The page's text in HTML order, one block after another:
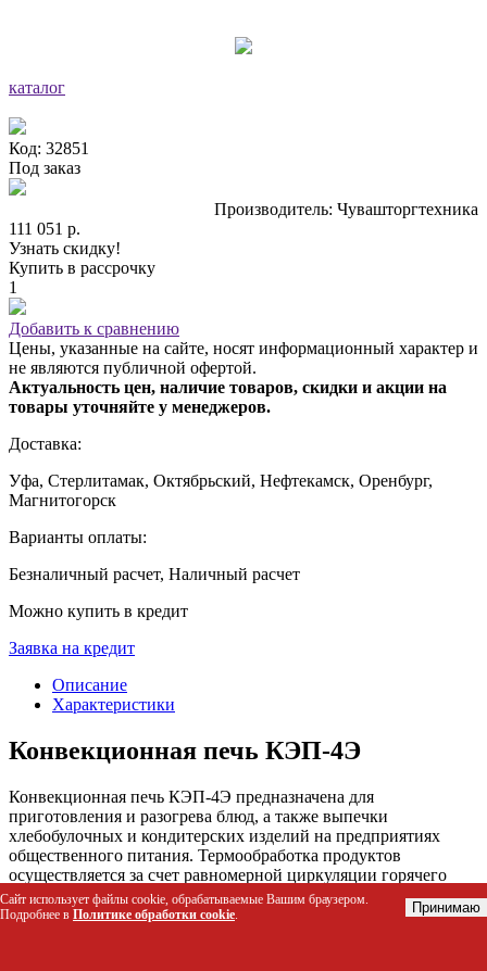
каталог
Код: 32851
Под заказ
Производитель: Чувашторгтехника
111 051 р.
Узнать скидку!
Купить в рассрочку
1
Добавить к сравнению
Цены, указанные на сайте, носят информационный характер и
не являются публичной офертой.
Актуальность цен, наличие товаров, скидки и акции на
товары уточняйте у менеджеров.
Доставка:
Уфа, Стерлитамак, Октябрьский, Нефтекамск, Оренбург,
Магнитогорск
Варианты оплаты:
Безналичный расчет, Наличный расчет
Можно купить в кредит
Заявка на кредит
Описание
Характеристики
Конвекционная печь КЭП-4Э
Конвекционная печь КЭП-4Э предназначена для
приготовления и разогрева блюд, а также выпечки
хлебобулочных и кондитерских изделий на предприятиях
общественного питания. Термообработка продуктов
осуществляется за счет равномерной циркуляции горячего
воздуха внутри рабочей камеры. Это позволяет добиться
высокого качества готовых блюд и обеспечить эффективную
Сайт использует файлы cookie, обрабатываемые Вашим браузером.
Подробнее в Политике обработки cookie. Принимаю